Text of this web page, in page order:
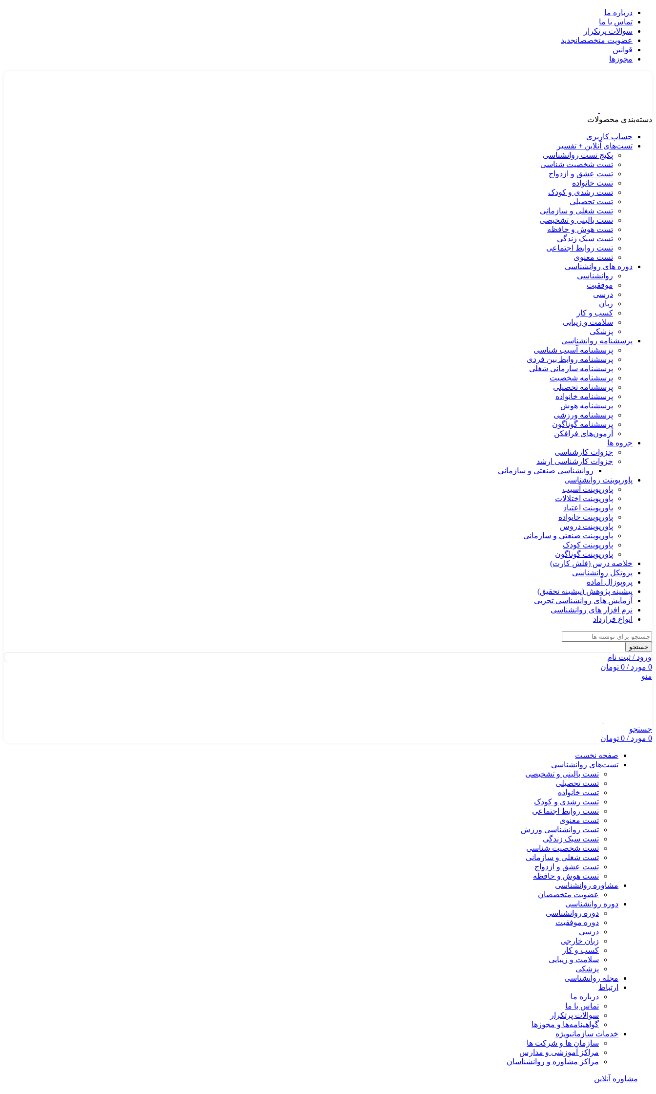
درباره ما
تماس با ما
سوالات پرتکرار
عضویت متخصصانجدید
قوانین
مجوزها
دسته‌بندی محصولات
حساب کاربری
تست‌های آنلاین + تفسیر
پکیج تست روانشناسی
تست شخصیت شناسی
تست عشق و ازدواج
تست خانواده
تست رشدی و کودک
تست تحصیلی
تست شغلی و سازمانی
تست بالینی و تشخیصی
تست هوش و حافظه
تست سبک زندگی
تست روابط اجتماعی
تست معنوی
دوره های روانشناسی
روانشناسی
موفقیت
درسی
زبان
کسب و کار
سلامت و زیبایی
پزشکی
پرسشنامه روانشناسی
پرسشنامه آسیب شناسی
پرسشنامه روابط بین فردی
پرسشنامه سازمانی شغلی
پرسشنامه شخصیت
پرسشنامه تحصیلی
پرسشنامه خانواده
پرسشنامه هوش
پرسشنامه ورزشی
پرسشنامه گوناگون
آزمون‌های فرافکن
جزوه ها
جزوات کارشناسی
جزوات کارشناسی ارشد
روانشناسی صنعتی و سازمانی
پاورپوینت روانشناسی
پاورپوینت آسیب
پاورپوینت اختلالات
پاورپوینت اعتیاد
پاورپوینت خانواده
پاورپوینت دروس
پاورپوینت صنعتی و سازمانی
پاورپوینت کودک
پاورپوینت گوناگون
خلاصه درس (فلش کارت)
پروتکل روانشناسی
پروپوزال آماده
پیشینه پژوهش (پیشینه تحقیق)
آزمایش های روانشناسی تجربی
نرم افزار های روانشناسی
انواع قرارداد
جستجو
ورود / ثبت نام
0 مورد/
0 تومان
منو
جستجو
0 مورد/
0 تومان
صفحه نخست
تست‌های روانشناسی
تست بالینی و تشخیصی
تست تحصیلی
تست خانواده
تست رشدی و کودک
تست روابط اجتماعی
تست معنوی
تست روانشناسی ورزش
تست سبک زندگی
تست شخصیت شناسی
تست شغلی و سازمانی
تست عشق و ازدواج
تست هوش و حافظه
مشاوره روانشناسی
عضویت متخصصان
دوره روانشناسی
دوره روانشناسی
دوره موفقیت
درسی
زبان خارجی
کسب و کار
سلامت و زیبایی
پزشکی
مجله روانشناسی
ارتباط
درباره ما
تماس با ما
سوالات پرتکرار
گواهینامه‌ها و مجوزها
خدمات سازمانیویژه
سازمان ها و شرکت ها
مراکز آموزشی و مدارس
مراکز مشاوره و روانشناسان
مشاوره آنلاین